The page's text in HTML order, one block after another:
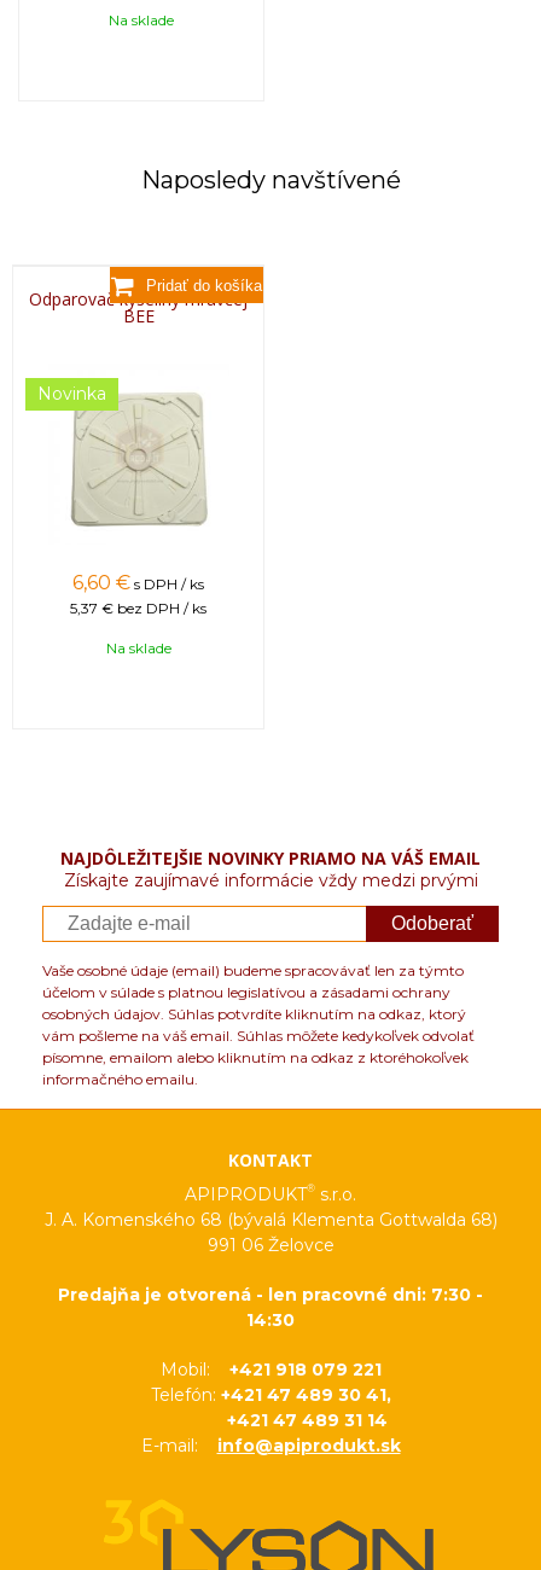
Na sklade
Naposledy navštívené
Odparovač kyseliny mravčej
BEE
Novinka
6,60 € s DPH / ks
5,37 € bez DPH / ks
Na sklade
NAJDÔLEŽITEJŠIE NOVINKY PRIAMO NA VÁŠ EMAIL
Získajte zaujímavé informácie vždy medzi prvými
Odoberať
Vaše osobné údaje (email) budeme spracovávať len za týmto
účelom v súlade s platnou legislatívou a zásadami ochrany
osobných údajov. Súhlas potvrdíte kliknutím na odkaz, ktorý
vám pošleme na váš email. Súhlas môžete kedykoľvek odvolať
písomne, emailom alebo kliknutím na odkaz z ktoréhokoľvek
informačného emailu.
KONTAKT
APIPRODUKT® s.r.o.
J. A. Komenského 68 (bývalá Klementa Gottwalda 68)
991 06 Želovce
Predajňa je otvorená - len pracovné dni: 7:30 -
14:30
Mobil: +421 918 079 221
Telefón: +421 47 489 30 41,
+421 47 489 31 14
E-mail: info@apiprodukt.sk